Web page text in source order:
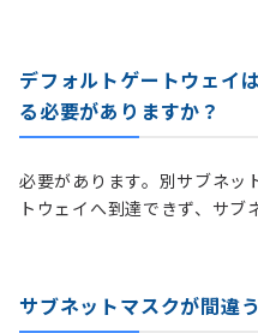
デフォルトゲートウェイ
る必要がありますか？
必要があります。別サブネッ
トウェイへ到達できず、サブ
サブネットマスクが間違